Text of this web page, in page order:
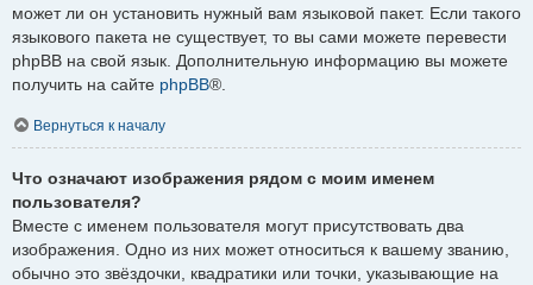
может ли он установить нужный вам языковой пакет. Если такого
языкового пакета не существует, то вы сами можете перевести
phpBB на свой язык. Дополнительную информацию вы можете
получить на сайте phpBB®.
Вернуться к началу
Что означают изображения рядом с моим именем
пользователя?
Вместе с именем пользователя могут присутствовать два
изображения. Одно из них может относиться к вашему званию,
обычно это звёздочки, квадратики или точки, указывающие на